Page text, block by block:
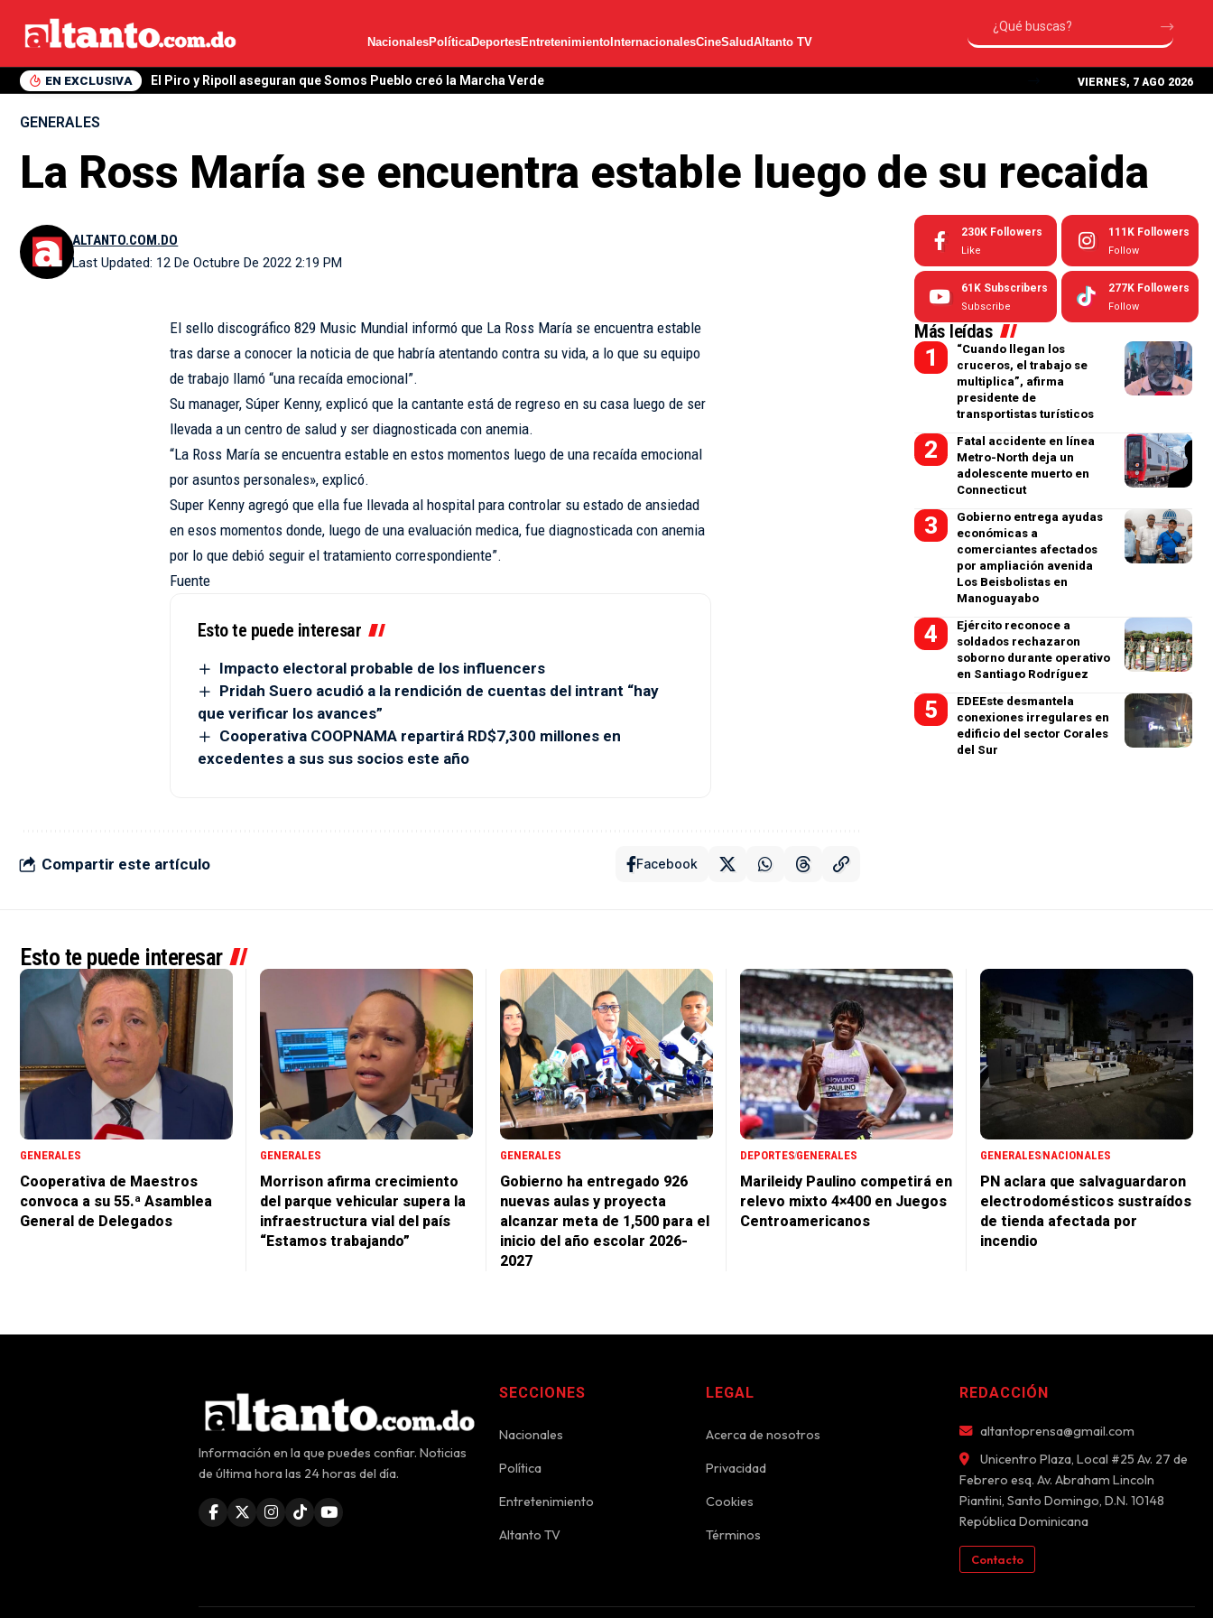
NacionalesPolíticaDeportesEntretenimiento InternacionalesCineSaludAltanto TV
EN EXCLUSIVA El Piro y Ripoll aseguran que Somos Pueblo creó la Marcha Verde VIERNES, 7 AGO 2026
GENERALES
La Ross María se encuentra estable luego de su recaida
Last Updated: 12 De Octubre De 2022 2:19 PM
ALTANTO.COM.DO
El sello discográfico 829 Music Mundial informó que La Ross María se encuentra estable
tras darse a conocer la noticia de que habría atentando contra su vida, a lo que su equipo
de trabajo llamó “una recaída emocional”.
Su manager, Súper Kenny, explicó que la cantante está de regreso en su casa luego de ser
llevada a un centro de salud y ser diagnosticada con anemia.
“La Ross María se encuentra estable en estos momentos luego de una recaída emocional
por asuntos personales», explicó.
Super Kenny agregó que ella fue llevada al hospital para controlar su estado de ansiedad
en esos momentos donde, luego de una evaluación medica, fue diagnosticada con anemia
por lo que debió seguir el tratamiento correspondiente”.
Fuente
Esto te puede interesar
Impacto electoral probable de los influencers
Pridah Suero acudió a la rendición de cuentas del intrant “hay
que verificar los avances”
Cooperativa COOPNAMA repartirá RD$7,300 millones en
excedentes a sus sus socios este año
Compartir este artículo Facebook
230K Followers
Like
111K Followers
Follow
61K Subscribers
Subscribe
277K Followers
Follow
Más leídas
“Cuando llegan los
cruceros, el trabajo se
multiplica”, afirma
presidente de
transportistas turísticos
Fatal accidente en línea
Metro-North deja un
adolescente muerto en
Connecticut
Gobierno entrega ayudas
económicas a
comerciantes afectados
por ampliación avenida
Los Beisbolistas en
Manoguayabo
Ejército reconoce a
soldados rechazaron
soborno durante operativo
en Santiago Rodríguez
EDEEste desmantela
conexiones irregulares en
edificio del sector Corales
del Sur
Esto te puede interesar
GENERALES
Cooperativa de Maestros
convoca a su 55.ª Asamblea
General de Delegados
GENERALES
Morrison afirma crecimiento
del parque vehicular supera la
infraestructura vial del país
“Estamos trabajando”
GENERALES
Gobierno ha entregado 926
nuevas aulas y proyecta
alcanzar meta de 1,500 para el
inicio del año escolar 2026-
2027
DEPORTESGENERALES
Marileidy Paulino competirá en
relevo mixto 4×400 en Juegos
Centroamericanos
GENERALESNACIONALES
PN aclara que salvaguardaron
electrodomésticos sustraídos
de tienda afectada por
incendio
Información en la que puedes confiar. Noticias
de última hora las 24 horas del día.
SECCIONES
Nacionales
Política
Entretenimiento
Altanto TV
LEGAL
Acerca de nosotros
Privacidad
Cookies
Términos
REDACCIÓN
altantoprensa@gmail.com
Unicentro Plaza, Local #25 Av. 27 de
Febrero esq. Av. Abraham Lincoln
Piantini, Santo Domingo, D.N. 10148
República Dominicana
Contacto